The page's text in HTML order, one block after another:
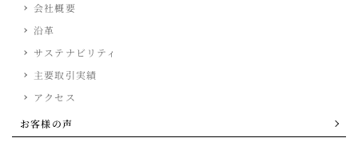
会社概要
沿革
サステナビリティ
主要取引実績
アクセス
お客様の声